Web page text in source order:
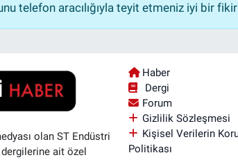
telefon aracılığıyla teyit etmeniz iyi bir
olan ST Endüstri
ait özel
Haber
Dergi
Forum
Gizlilik Sözleşmesi
Kişisel Verilerin
Politikası